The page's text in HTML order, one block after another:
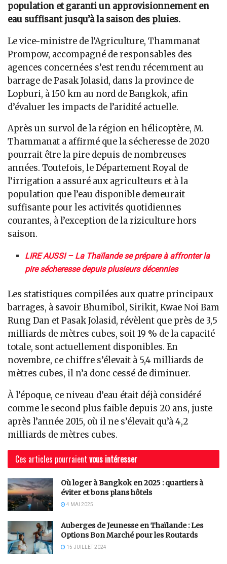
population et garanti un approvisionnement en
eau suffisant jusqu’à la saison des pluies.
Le vice-ministre de l’Agriculture, Thammanat
Prompow, accompagné de responsables des
agences concernées s’est rendu récemment au
barrage de Pasak Jolasid, dans la province de
Lopburi, à 150 km au nord de Bangkok, afin
d’évaluer les impacts de l’aridité actuelle.
Après un survol de la région en hélicoptère, M.
Thammanat a affirmé que la sécheresse de 2020
pourrait être la pire depuis de nombreuses
années. Toutefois, le Département Royal de
l’irrigation a assuré aux agriculteurs et à la
population que l’eau disponible demeurait
suffisante pour les activités quotidiennes
courantes, à l’exception de la riziculture hors
saison.
LIRE AUSSI – La Thaïlande se prépare à affronter la
pire sécheresse depuis plusieurs décennies
Les statistiques compilées aux quatre principaux
barrages, à savoir Bhumibol, Sirikit, Kwae Noi Bam
Rung Dan et Pasak Jolasid, révèlent que près de 3,5
milliards de mètres cubes, soit 19 % de la capacité
totale, sont actuellement disponibles. En
novembre, ce chiffre s’élevait à 5,4 milliards de
mètres cubes, il n’a donc cessé de diminuer.
À l’époque, ce niveau d’eau était déjà considéré
comme le second plus faible depuis 20 ans, juste
après l’année 2015, où il ne s’élevait qu’à 4,2
milliards de mètres cubes.
Ces articles pourraient vous intéresser
Où loger à Bangkok en 2025 : quartiers à
éviter et bons plans hôtels
4 MAI 2025
Auberges de Jeunesse en Thaïlande : Les
Options Bon Marché pour les Routards
15 JUILLET 2024